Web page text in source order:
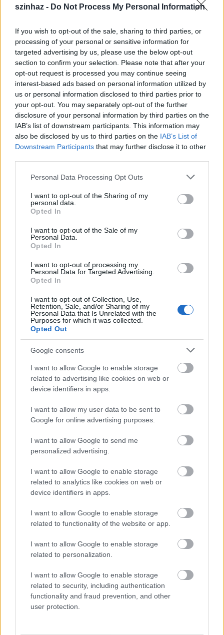
szinhaz - Do Not Process My Personal Information
If you wish to opt-out of the sale, sharing to third parties, or
processing of your personal or sensitive information for
targeted advertising by us, please use the below opt-out
section to confirm your selection. Please note that after your
opt-out request is processed you may continue seeing
interest-based ads based on personal information utilized by
us or personal information disclosed to third parties prior to
your opt-out. You may separately opt-out of the further
disclosure of your personal information by third parties on the
IAB’s list of downstream participants. This information may
also be disclosed by us to third parties on the IAB’s List of
Downstream Participants that may further disclose it to other
Please note that this website/app uses one or more Google
not limited to your visit or usage behaviour. You may click to
grant or deny consent to Google and its third-party tags to
use your data for below specified purposes in below Google
consent section.
Personal Data Processing Opt Outs
I want to opt-out of the Sharing of my
personal data.
Opted In
I want to opt-out of the Sale of my
Personal Data.
Opted In
I want to opt-out of processing my
Personal Data for Targeted Advertising.
Opted In
I want to opt-out of Collection, Use,
Retention, Sale, and/or Sharing of my
Personal Data that Is Unrelated with the
Purposes for which it was collected.
Opted Out
Google consents
I want to allow Google to enable storage
related to advertising like cookies on web or
device identifiers in apps.
I want to allow my user data to be sent to
Google for online advertising purposes.
I want to allow Google to send me
personalized advertising.
I want to allow Google to enable storage
related to analytics like cookies on web or
device identifiers in apps.
I want to allow Google to enable storage
related to functionality of the website or app.
I want to allow Google to enable storage
related to personalization.
I want to allow Google to enable storage
related to security, including authentication
functionality and fraud prevention, and other
user protection.
A búcsúztató közép-európai idő szerint 8 órakor
kezdődött, de még fél 12-kor is több száz ember várt
türelmesen arra, hogy bejuthasson az épületbe.
"Nagyon szerettük, minden darabját láttuk a
Tagankában. Mi ott éltünk, ott is születtünk a
Taganka városnegyedben, szerintünk a színház és
Vlagyimir Viszockijrarendkívül hasonlító
világhírű orosz színésznek és énekesnek. Vitalijként
mutatkozott be és elmondta, hogy
fiaként szerette Viszockijt és új életet lehelt a
színészbe annak idején, amikor együtt dolgoztak a
A Vahtangov színházban megjelent Vlagyimir
Megyinszkij kulturális miniszter is, aki, miután
lerótta a kegyeletét, azt nyilatkozta: kezdeményezni
fogja az orosz főváros vezetőjénél, nevezzenek el
utcát Jurij Ljubimovról Moszkvában.
Rimasz Tuminasz rendező, a Vahtangov színház
művészeti igazgatója ugyanakkor arról számolt be
az MTI-nek, hogy ő azt az elképzelést támogatja: a
Taganka színház is Ljubimov nevét viselje. Azt
mondta, hogy ezzel szeretnék levenni a fájdalmat és
terhet a neves orosz rendező által 1964-ben alapított
amely 2011 óta nehezül a teátrumra, amikor Jurij
Ljubimov szakított a társulattal.
A rendező 2011-ben mondott búcsút a Tagankának
a színészekkel kialakult ellentétek miatt. Tavaly a
hiába hívták őt vissza a színházba,Jurij Ljubimov
már nem tért oda vissza. Most végső búcsút vettek
Jurij Ljubimovtól a Taganka színészei, munkatársai
is. Hatalmas koszorúval búcsúztak mesterükként
tisztelt volt vezetőjüktől.
urij Ljubimov vasárnap hunyt el 97 éves korában. A
magyar állampolgársággal is rendelkező színházi